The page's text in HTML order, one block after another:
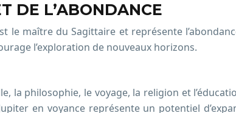
DE L’ABONDANCE
le maître du Sagittaire et représente
l’exploration de nouveaux horizons.
la philosophie, le voyage, la religion et
en voyance représente un potentiel